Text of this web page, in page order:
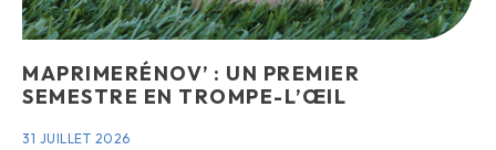
MAPRIMERÉNOV’ : UN PREMIER
SEMESTRE EN TROMPE-L’ŒIL
31 JUILLET 2026